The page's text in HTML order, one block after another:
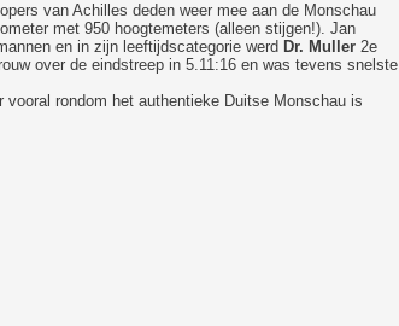
van Achilles deden weer mee aan de Monschau
met 950 hoogtemeters (alleen stijgen!). Jan
en in zijn leeftijdscategorie werd Dr. Muller2e
over de eindstreep in 5.11:16 en was tevens snelste
rondom het authentieke Duitse Monschau is